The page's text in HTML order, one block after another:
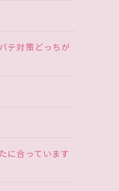
テ対策どっちが
に合っています